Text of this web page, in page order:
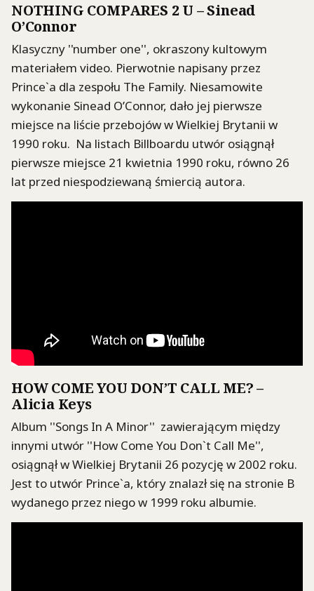
NOTHING COMPARES 2 U – Sinead
O’Connor
Klasyczny ''number one'', okraszony kultowym
materiałem video. Pierwotnie napisany przez
Prince`a dla zespołu The Family. Niesamowite
wykonanie Sinead O’Connor, dało jej pierwsze
miejsce na liście przebojów w Wielkiej Brytanii w
1990 roku. Na listach Billboardu utwór osiągnął
pierwsze miejsce 21 kwietnia 1990 roku, równo 26
lat przed niespodziewaną śmiercią autora.
HOW COME YOU DON’T CALL ME? –
Alicia Keys
Album ''Songs In A Minor'' zawierającym między
innymi utwór ''How Come You Don`t Call Me'',
osiągnął w Wielkiej Brytanii 26 pozycję w 2002 roku.
Jest to utwór Prince`a, który znalazł się na stronie B
wydanego przez niego w 1999 roku albumie.